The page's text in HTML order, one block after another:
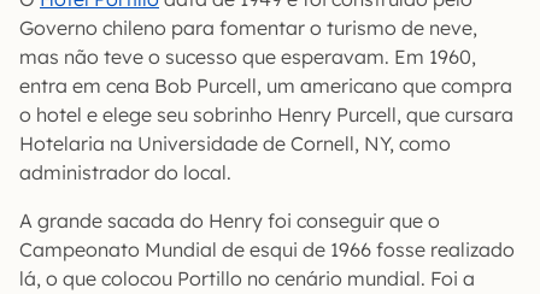
Governo chileno para fomentar o turismo de neve,
mas não teve o sucesso que esperavam. Em 1960,
entra em cena Bob Purcell, um americano que compra
o hotel e elege seu sobrinho Henry Purcell, que cursara
Hotelaria na Universidade de Cornell, NY, como
administrador do local.
A grande sacada do Henry foi conseguir que o
Campeonato Mundial de esqui de 1966 fosse realizado
lá, o que colocou Portillo no cenário mundial. Foi a